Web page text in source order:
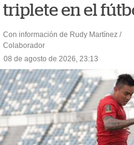
triplete en el
Con información de Rudy Martínez /
Colaborador
08 de agosto de 2026, 23:13